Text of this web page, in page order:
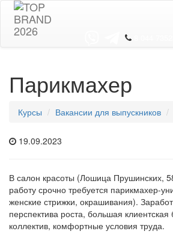
Парикмахер
Курсы Вакансии для выпускников
19.09.2023
В салон красоты (Лошица Прушинских,
работу срочно требуется парикмахер-
женские стрижки, окрашивания).
перспектива роста, большая
коллектив, комфортные условия труда.